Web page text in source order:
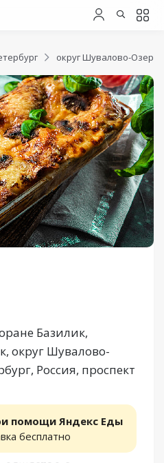
округ Шувалово-Озерки
Базилик,
округ Шувалово-
Россия, проспект
помощи Яндекс Еды
бесплатно